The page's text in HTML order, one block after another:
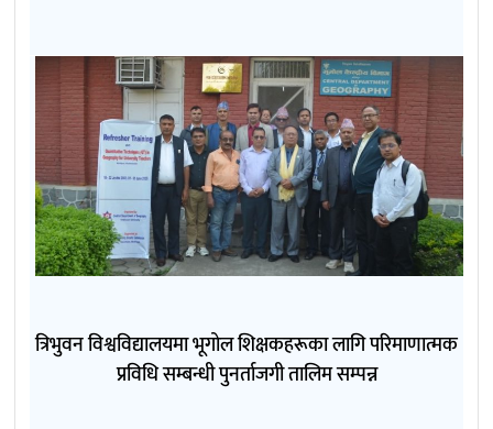
त्रिभुवन विश्वविद्यालयमा भूगोल शिक्षकहरूका लागि परिमाणात्मक
प्रविधि सम्बन्धी पुनर्ताजगी तालिम सम्पन्न